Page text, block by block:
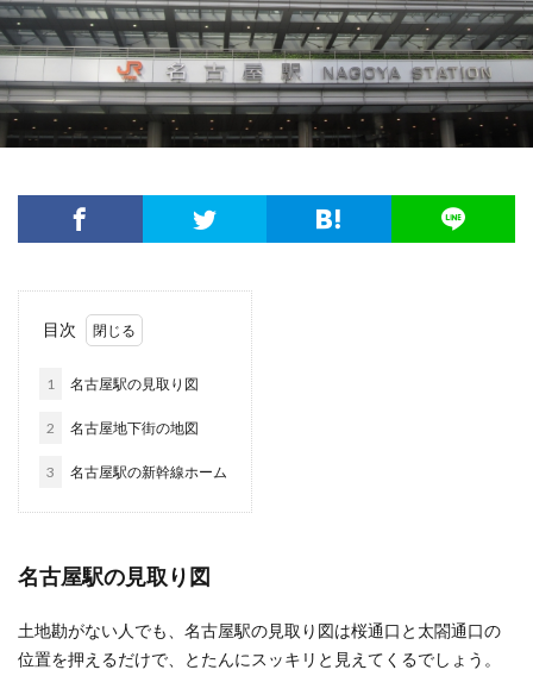
目次
1 名古屋駅の見取り図
2 名古屋地下街の地図
3 名古屋駅の新幹線ホーム
名古屋駅の見取り図
土地勘がない人でも、名古屋駅の見取り図は桜通口と太閤通口の
位置を押えるだけで、とたんにスッキリと見えてくるでしょう。